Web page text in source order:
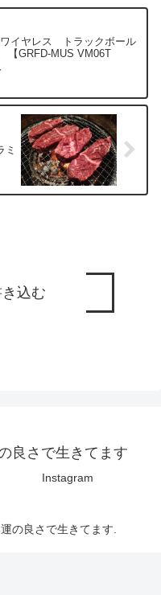
イヤレス トラックボール
【GRFD-MUS VM06T
ミ
込む
良さで生きてます
Instagram
の良さで生きてます.